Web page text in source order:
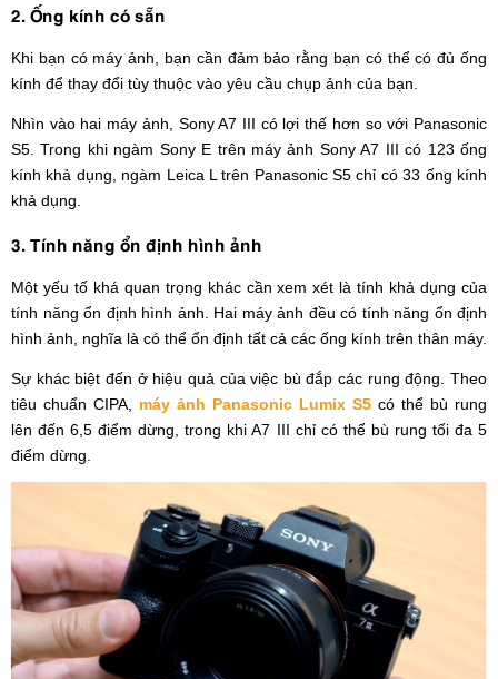
2. Ống kính có sẵn
Khi bạn có máy ảnh, bạn cần đảm bảo rằng bạn có thể có đủ ống
kính để thay đổi tùy thuộc vào yêu cầu chụp ảnh của bạn.
Nhìn vào hai máy ảnh, Sony A7 III có lợi thế hơn so với Panasonic
S5. Trong khi ngàm Sony E trên máy ảnh Sony A7 III có 123 ống
kính khả dụng, ngàm Leica L trên Panasonic S5 chỉ có 33 ống kính
khả dụng.
3. Tính năng ổn định hình ảnh
Một yếu tố khá quan trọng khác cần xem xét là tính khả dụng của
tính năng ổn định hình ảnh. Hai máy ảnh đều có tính năng ổn định
hình ảnh, nghĩa là có thể ổn định tất cả các ống kính trên thân máy.
Sự khác biệt đến ở hiệu quả của việc bù đắp các rung động. Theo
tiêu chuẩn CIPA, máy ảnh Panasonic Lumix S5 có thể bù rung
lên đến 6,5 điểm dừng, trong khi A7 III chỉ có thể bù rung tối đa 5
điểm dừng.